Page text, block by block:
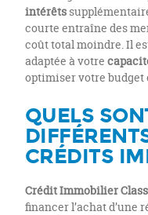
intérêts
courte entraîne des
coût total moindre. Il
adaptée à votre
optimiser votre budget
QUELS
CRÉDITS
Crédit Immobilier
financer l’achat d’une